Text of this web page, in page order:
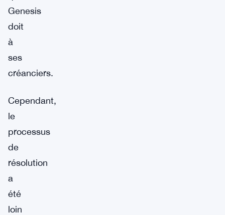
Genesis
doit
à
ses
créanciers.
Cependant,
le
processus
de
résolution
a
été
loin